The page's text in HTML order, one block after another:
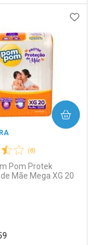
sem Desconto
cada
cada
FAVORITOS
(8)
Pom Protek
Mãe Mega XG 20
COMPRAR